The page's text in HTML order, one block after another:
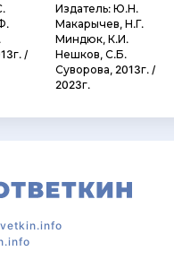
/
Издатель: Ю.Н.
Макарычев, Н.Г.
Миндюк, К.И.
Нешков, С.Б.
Суворова, 2013г. /
2023г.